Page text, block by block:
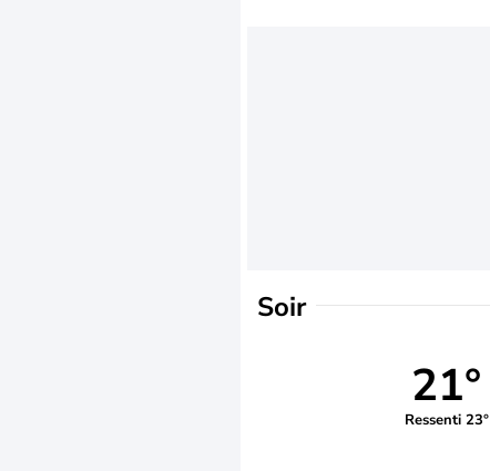
Soir
21°
Ressenti 23°